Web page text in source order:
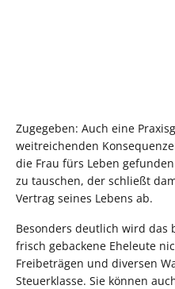
Zugegeben: Auch eine
weitreichenden
die Frau fürs Leben
zu tauschen, der schließt
Vertrag seines Lebens ab.
Besonders deutlich wird das
frisch gebackene Eheleute
Freibeträgen und diversen
Steuerklasse. Sie können